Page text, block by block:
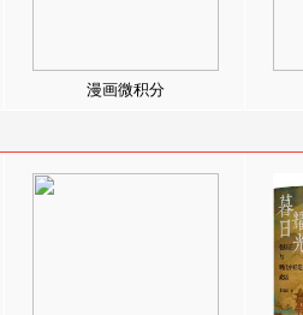
漫画微积分